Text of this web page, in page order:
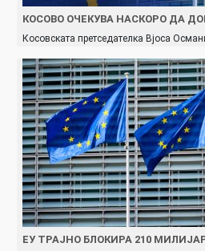
КОСОВО ОЧЕКУВА НАСКОРО ДА
Косовската претседателка Вјоса
ЕУ ТРАЈНО БЛОКИРА 210